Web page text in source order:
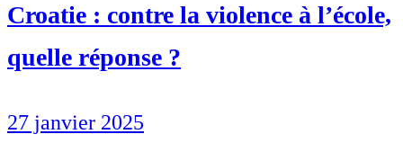
Croatie : contre la violence à l’école,
quelle réponse ?
27 janvier 2025